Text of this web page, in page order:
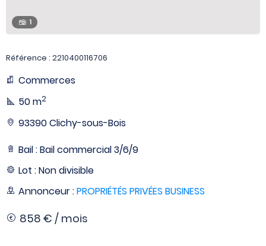
1
Référence : 2210400116706
Commerces
50 m2
93390 Clichy-sous-Bois
Bail : Bail commercial 3/6/9
Lot : Non divisible
Annonceur :PROPRIÉTÉS PRIVÉES BUSINESS
858 € / mois